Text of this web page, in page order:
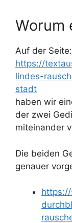
Worum
Auf der Seite:
https://
lindes-
stadt
haben wir
der zwei
miteinander
Die beiden
genauer